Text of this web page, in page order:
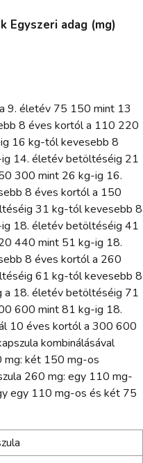
Egyszeri adag (mg)
9. életév 75 150 mint 13
8 éves kortól a 110 220
16 kg-tól kevesebb 8
14. életév betöltéséig 21
300 mint 26 kg-ig 16.
8 éves kortól a 150
31 kg-tól kevesebb 8
18. életév betöltéséig 41
440 mint 51 kg-ig 18.
8 éves kortól a 260
61 kg-tól kevesebb 8
18. életév betöltéséig 71
600 mint 81 kg-ig 18.
10 éves kortól a 300 600
kombinálásával
mg: két 150 mg-os
260 mg: egy 110 mg-
egy 110 mg-os és két 75